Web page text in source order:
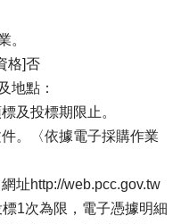
。
格]否
地點：
及投標期限止。
。〈依據電子採購作業
址http://web.pcc.gov.tw
1次為限，電子憑據明細